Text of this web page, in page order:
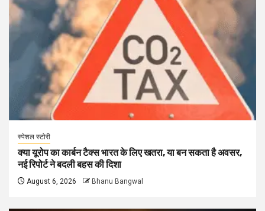
स्पेशल स्टोरी
क्या यूरोप का कार्बन टैक्स भारत के लिए खतरा, या बन सकता है अवसर,
नई रिपोर्ट ने बदली बहस की दिशा
August 6, 2026 Bhanu Bangwal